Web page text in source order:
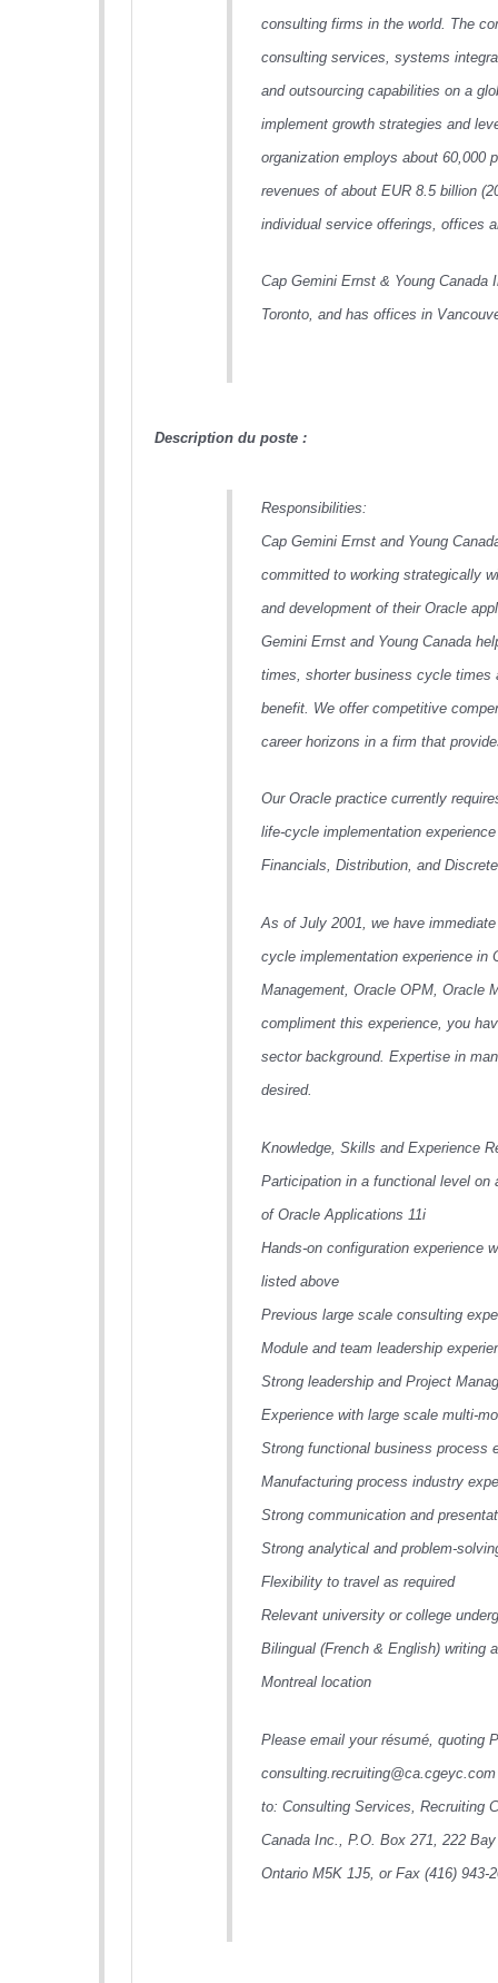
consulting firms in the world. The
consulting services, systems
and outsourcing capabilities on a
implement growth strategies and
organization employs about 60,000
revenues of about EUR 8.5 billion
individual service offerings, offices
Cap Gemini Ernst & Young Canada
Toronto, and has offices in
Description du poste :
Responsibilities:
Cap Gemini Ernst and Young
committed to working strategically
and development of their Oracle
Gemini Ernst and Young Canada
times, shorter business cycle times
benefit. We offer competitive
career horizons in a firm that
Our Oracle practice currently
life-cycle implementation
Financials, Distribution, and
As of July 2001, we have
cycle implementation experience in
Management, Oracle OPM, Oracle
compliment this experience, you
sector background. Expertise in
desired.
Knowledge, Skills and Experience
Participation in a functional level
of Oracle Applications 11i
Hands-on configuration experience
listed above
Previous large scale consulting
Module and team leadership
Strong leadership and Project
Experience with large scale multi-
Strong functional business process
Manufacturing process industry
Strong communication and
Strong analytical and problem-
Flexibility to travel as required
Relevant university or college
Bilingual (French & English) writing
Montreal location
Please email your résumé, quoting
to: Consulting Services, Recruiting
Canada Inc., P.O. Box 271, 222
Ontario M5K 1J5, or Fax (416) 943-